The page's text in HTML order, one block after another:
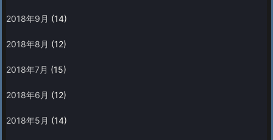
2018年9月 (14)
2018年8月 (12)
2018年7月 (15)
2018年6月 (12)
2018年5月 (14)